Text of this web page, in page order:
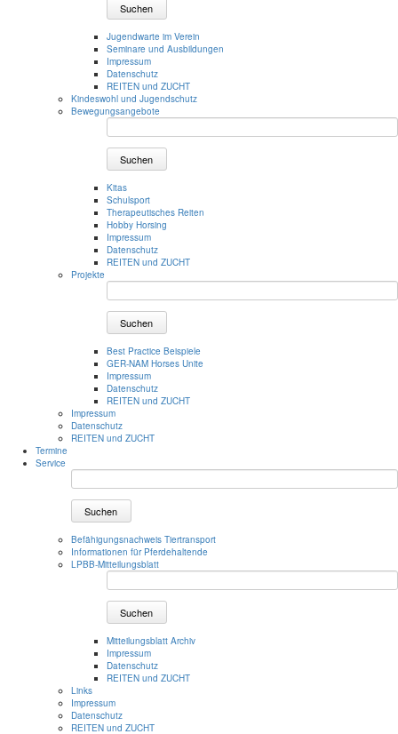
Suchen
Jugendwarte im Verein
Seminare und Ausbildungen
Impressum
Datenschutz
REITEN und ZUCHT
Kindeswohl und Jugendschutz
Bewegungsangebote
Suchen
Kitas
Schulsport
Therapeutisches Reiten
Hobby Horsing
Impressum
Datenschutz
REITEN und ZUCHT
Projekte
Suchen
Best Practice Beispiele
GER-NAM Horses Unite
Impressum
Datenschutz
REITEN und ZUCHT
Impressum
Datenschutz
REITEN und ZUCHT
Termine
Service
Suchen
Befähigungsnachweis Tiertransport
Informationen für Pferdehaltende
LPBB-Mitteilungsblatt
Suchen
Mitteilungsblatt Archiv
Impressum
Datenschutz
REITEN und ZUCHT
Links
Impressum
Datenschutz
REITEN und ZUCHT